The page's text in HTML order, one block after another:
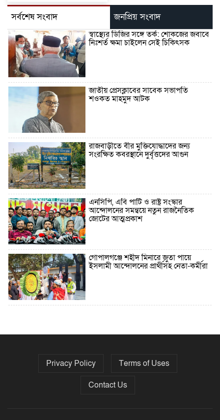
সর্বশেষ সংবাদ জনপ্রিয় সংবাদ
স্বাস্থ্যের ডিজির সঙ্গে তর্ক: শোকজের জবাবে
নিঃশর্ত ক্ষমা চাইলেন সেই চিকিৎসক
জাতীয় প্রেসক্লাবের সাবেক সভাপতি
শওকত মাহমুদ আটক
রাজবাড়ীতে বীর মুক্তিযোদ্ধাদের জন্য
সংরক্ষিত কবরস্থানে দুর্বৃত্তদের আগুন
এনসিপি, এবি পার্টি ও রাষ্ট্র সংস্কার
আন্দোলনের সমন্বয়ে নতুন রাজনৈতিক
জোটের আত্মপ্রকাশ
গোপালগঞ্জে শহীদ মিনারে জুতা পায়ে
ইসলামী আন্দোলনের প্রার্থীসহ নেতা-কর্মীরা
নির্বাচনের তফসিল ৮-১৫ ডিসেম্বরের মধ্যে
Privacy Policy
Terms of Uses
Contact Us